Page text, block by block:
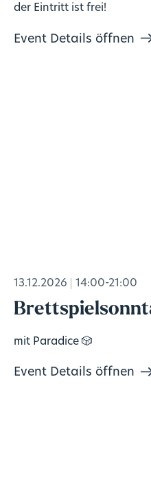
der Eintritt ist frei!
Event Details öffnen
13.12.2026 14:00-21:00
mit Paradice 🎲
Event Details öffnen